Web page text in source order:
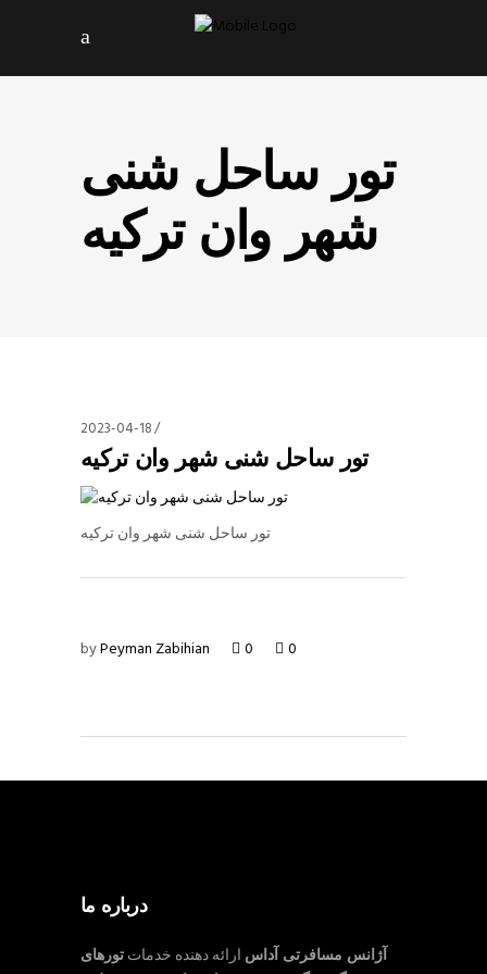
تور ساحل شنی
شهر وان ترکیه
2023-04-18
تور ساحل شنی شهر وان ترکیه
تور ساحل شنی شهر وان ترکیه
byPeyman Zabihian 0 0
درباره ما
آژانس مسافرتی آداس ارائه دهنده خدماتتورهای